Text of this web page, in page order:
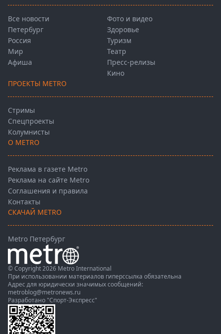
Все новости
Петербург
Россия
Мир
Афиша
Фото и видео
Здоровье
Туризм
Театр
Пресс-релизы
Кино
ПРОЕКТЫ METRO
Стримы
Спецпроекты
Колумнисты
О METRO
Реклама в газете Metro
Реклама на сайте Metro
Соглашения и правила
Контакты
СКАЧАЙ METRO
Metro Петербург
© Copyright 2026 Metro International
При использовании материалов гиперссылка обязательна
Адрес для юридически значимых сообщений:
metroblog@metronews.ru
Разработано "Спорт-Экспресс"